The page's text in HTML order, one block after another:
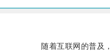
随着互联网的普及，